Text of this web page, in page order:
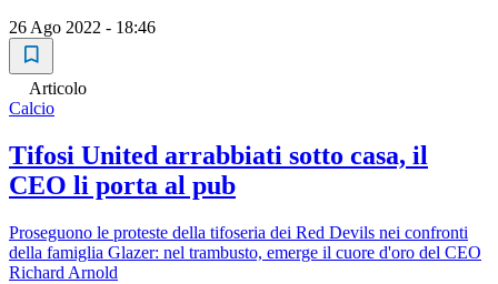
26 Ago 2022 - 18:46
Articolo
Calcio
Tifosi United arrabbiati sotto casa, il
CEO li porta al pub
Proseguono le proteste della tifoseria dei Red Devils nei confronti
della famiglia Glazer: nel trambusto, emerge il cuore d'oro del CEO
Richard Arnold